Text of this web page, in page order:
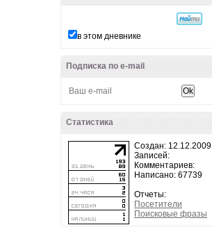
в этом дневнике
Подписка по e-mail
Статистика
Создан: 12.12.2009
Записей:
Комментариев:
Написано: 67739
Отчеты:
Посетители
Поисковые фразы